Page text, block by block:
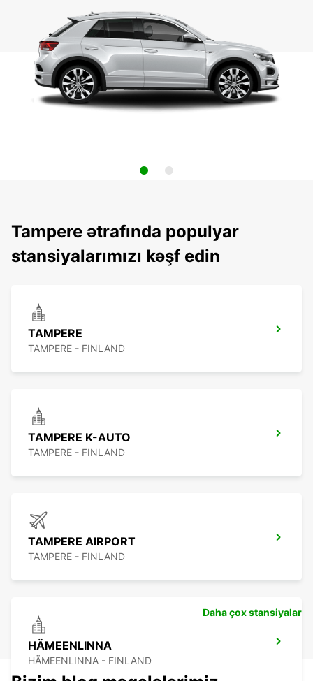
Tampere ətrafında populyar
stansiyalarımızı kəşf edin
TAMPERE
TAMPERE - FINLAND
TAMPERE K-AUTO
TAMPERE - FINLAND
TAMPERE AIRPORT
TAMPERE - FINLAND
HÄMEENLINNA
HÄMEENLINNA - FINLAND
Daha çox stansiyalar